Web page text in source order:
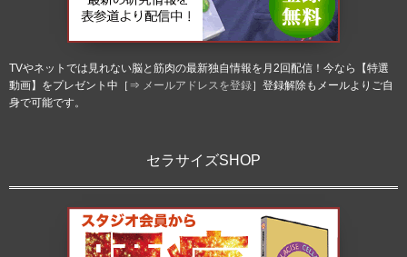
TVやネットでは見れない脳と筋肉の最新独自情報を月2回配信！今なら【特選
動画】をプレゼント中［⇒ メールアドレスを登録］登録解除もメールよりご自
身で可能です。
セラサイズSHOP